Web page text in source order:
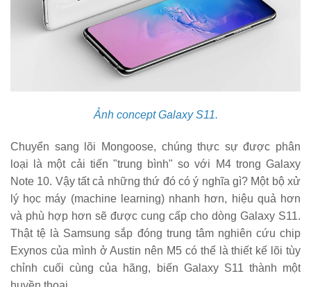
Ảnh concept Galaxy S11.
Chuyển sang lõi Mongoose, chúng thực sự được phân
loại là một cải tiến "trung bình" so với M4 trong Galaxy
Note 10. Vậy tất cả những thứ đó có ý nghĩa gì? Một bộ xử
lý học máy (machine learning) nhanh hơn, hiệu quả hơn
và phù hợp hơn sẽ được cung cấp cho dòng Galaxy S11.
Thật tệ là Samsung sắp đóng trung tâm nghiên cứu chip
Exynos của mình ở Austin nên M5 có thể là thiết kế lõi tùy
chỉnh cuối cùng của hãng, biến Galaxy S11 thành một